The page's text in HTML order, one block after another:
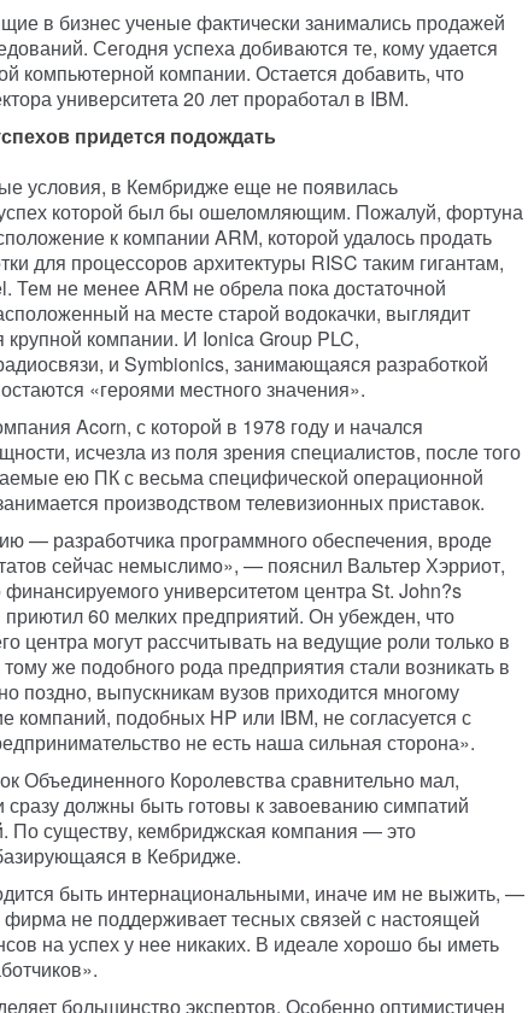
в бизнес ученые фактически занимались продажей
Сегодня успеха добиваются те, кому удается
компьютерной компании. Остается добавить, что
университета 20 лет проработал в IBM.
придется подождать
условия, в Кембридже еще не появилась
которой был бы ошеломляющим. Пожалуй, фортуна
к компании ARM, которой удалось продать
для процессоров архитектуры RISC таким гигантам,
Тем не менее ARM не обрела пока достаточной
на месте старой водокачки, выглядит
крупной компании. И Ionica Group PLC,
и Symbionics, занимающаяся разработкой
«героями местного значения».
Acorn, с которой в 1978 году и начался
исчезла из поля зрения специалистов, после того
ею ПК с весьма специфической операционной
производством телевизионных приставок.
— разработчика программного обеспечения, вроде
сейчас немыслимо», — пояснил Вальтер Хэрриот,
университетом центра St. John?s
60 мелких предприятий. Он убежден, что
центра могут рассчитывать на ведущие роли только в
же подобного рода предприятия стали возникать в
поздно, выпускникам вузов приходится многому
компаний, подобных HP или IBM, не согласуется с
не есть наша сильная сторона».
Объединенного Королевства сравнительно мал,
сразу должны быть готовы к завоеванию симпатий
По существу, кембриджская компания — это
в Кебридже.
быть интернациональными, иначе им не выжить, —
не поддерживает тесных связей с настоящей
на успех у нее никаких. В идеале хорошо бы иметь
большинство экспертов. Особенно оптимистичен